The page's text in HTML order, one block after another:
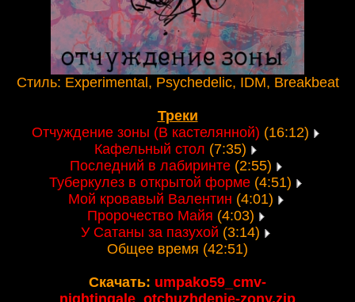
Стиль: Experimental, Psychedelic, IDM, Breakbeat
Треки
Отчуждение зоны (В кастелянной) (16:12)
Кафельный стол (7:35)
Последний в лабиринте(2:55)
Туберкулез в открытой форме (4:51)
Мой кровавый Валентин (4:01)
Пророчество Майя (4:03)
У Сатаны за пазухой (3:14)
Общее время (42:51)
Скачать: umpako59_cmv-
nightingale_otchuzhdenie-zony.zip